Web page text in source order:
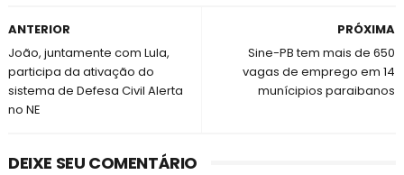
PRÓXIMA
Sine-PB tem mais de 650
vagas de emprego em 14
munícipios paraibanos
ANTERIOR
João, juntamente com Lula,
participa da ativação do
sistema de Defesa Civil Alerta
no NE
DEIXE SEU COMENTÁRIO